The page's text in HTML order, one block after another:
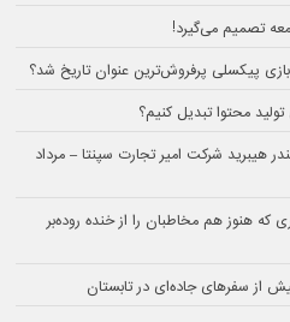
پیکسلی پرفروش‌ترین عنوان تاریخ شد؟
محتوا تبدیل کنیم؟
هیبرید شرکت امیر تجارت سپنتا – مرداد
که هنوز هم مخاطبان را از خنده روده‌بر